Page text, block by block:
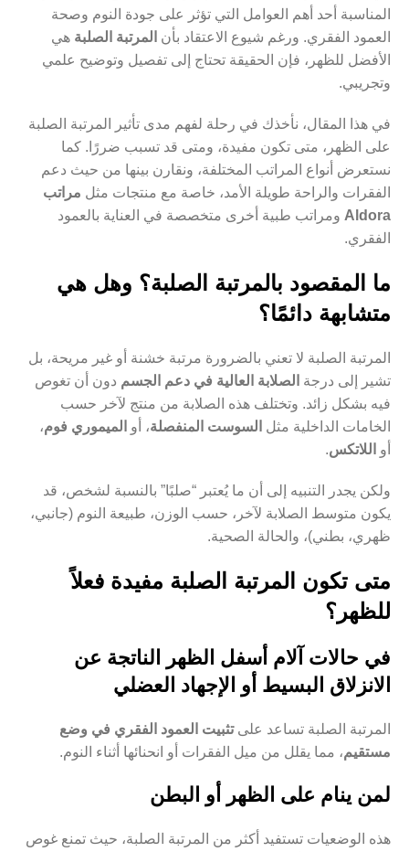
المناسبة أحد أهم العوامل التي تؤثر على جودة النوم وصحة
العمود الفقري. ورغم شيوع الاعتقاد بأن المرتبة الصلبة هي
الأفضل للظهر، فإن الحقيقة تحتاج إلى تفصيل وتوضيح علمي
وتجريبي.
في هذا المقال، نأخذك في رحلة لفهم مدى تأثير المرتبة الصلبة
على الظهر، متى تكون مفيدة، ومتى قد تسبب ضررًا. كما
نستعرض أنواع المراتب المختلفة، ونقارن بينها من حيث دعم
الفقرات والراحة طويلة الأمد، خاصة مع منتجات مثل مراتب
Aldora ومراتب طبية أخرى متخصصة في العناية بالعمود
الفقري.
ما المقصود بالمرتبة الصلبة؟ وهل هي
متشابهة دائمًا؟
المرتبة الصلبة لا تعني بالضرورة مرتبة خشنة أو غير مريحة، بل
تشير إلى درجة الصلابة العالية في دعم الجسم دون أن تغوص
فيه بشكل زائد. وتختلف هذه الصلابة من منتج لآخر حسب
الخامات الداخلية مثل السوست المنفصلة، أو الميموري فوم،
أو اللاتكس.
ولكن يجدر التنبيه إلى أن ما يُعتبر “صلبًا” بالنسبة لشخص، قد
يكون متوسط الصلابة لآخر، حسب الوزن، طبيعة النوم (جانبي،
ظهري، بطني)، والحالة الصحية.
متى تكون المرتبة الصلبة مفيدة فعلاً
للظهر؟
في حالات آلام أسفل الظهر الناتجة عن
الانزلاق البسيط أو الإجهاد العضلي
المرتبة الصلبة تساعد علىتثبيت العمود الفقري في وضع
مستقيم، مما يقلل من ميل الفقرات أو انحنائها أثناء النوم.
لمن ينام على الظهر أو البطن
هذه الوضعيات تستفيد أكثر من المرتبة الصلبة، حيث تمنع غوص